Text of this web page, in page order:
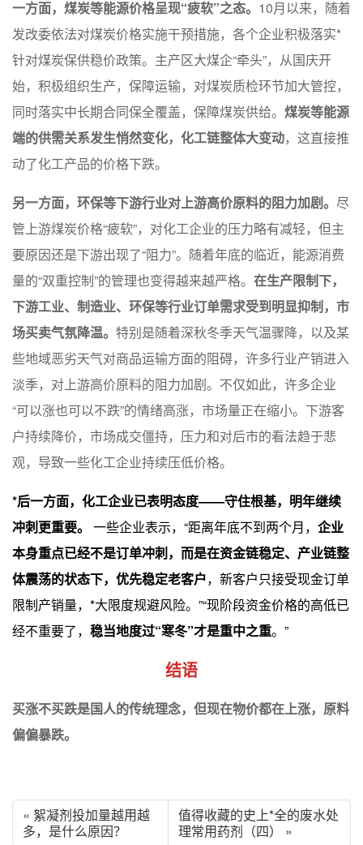
一方面，煤炭等能源价格呈现“疲软”之态。 10月以来，随着
发改委依法对煤炭价格实施干预措施，各个企业积极落实*
针对煤炭保供稳价政策。主产区大煤企“牵头”，从国庆开
始，积极组织生产，保障运输，对煤炭质检环节加大管控，
同时落实中长期合同保全覆盖，保障煤炭供给。 煤炭等能源
端的供需关系发生悄然变化，化工链整体大变动，这直接推
动了化工产品的价格下跌。
另一方面，环保等下游行业对上游高价原料的阻力加剧。 尽
管上游煤炭价格“疲软”，对化工企业的压力略有减轻，但主
要原因还是下游出现了“阻力”。随着年底的临近，能源消费
量的“双重控制”的管理也变得越来越严格。 在生产限制下，
下游工业、制造业、环保等行业订单需求受到明显抑制，市
场买卖气氛降温。 特别是随着深秋冬季天气温骤降，以及某
些地域恶劣天气对商品运输方面的阻碍，许多行业产销进入
淡季，对上游高价原料的阻力加剧。不仅如此，许多企业
“可以涨也可以不跌”的情绪高涨，市场量正在缩小。下游客
户持续降价，市场成交僵持，压力和对后市的看法趋于悲
观，导致一些化工企业持续压低价格。
*后一方面，化工企业已表明态度——守住根基，明年继续
冲刺更重要。 一些企业表示，“距离年底不到两个月， 企业
本身重点已经不是订单冲刺，而是在资金链稳定、产业链整
体震荡的状态下，优先稳定老客户，新客户只接受现金订单
限制产销量，*大限度规避风险。”“现阶段资金价格的高低已
经不重要了， 稳当地度过“寒冬”才是重中之重。”
结语
买涨不买跌是国人的传统理念，但现在物价都在上涨，原料
偏偏暴跌。
« 絮凝剂投加量越用越
多，是什么原因？
值得收藏的史上*全的废水处
理常用药剂（四） »